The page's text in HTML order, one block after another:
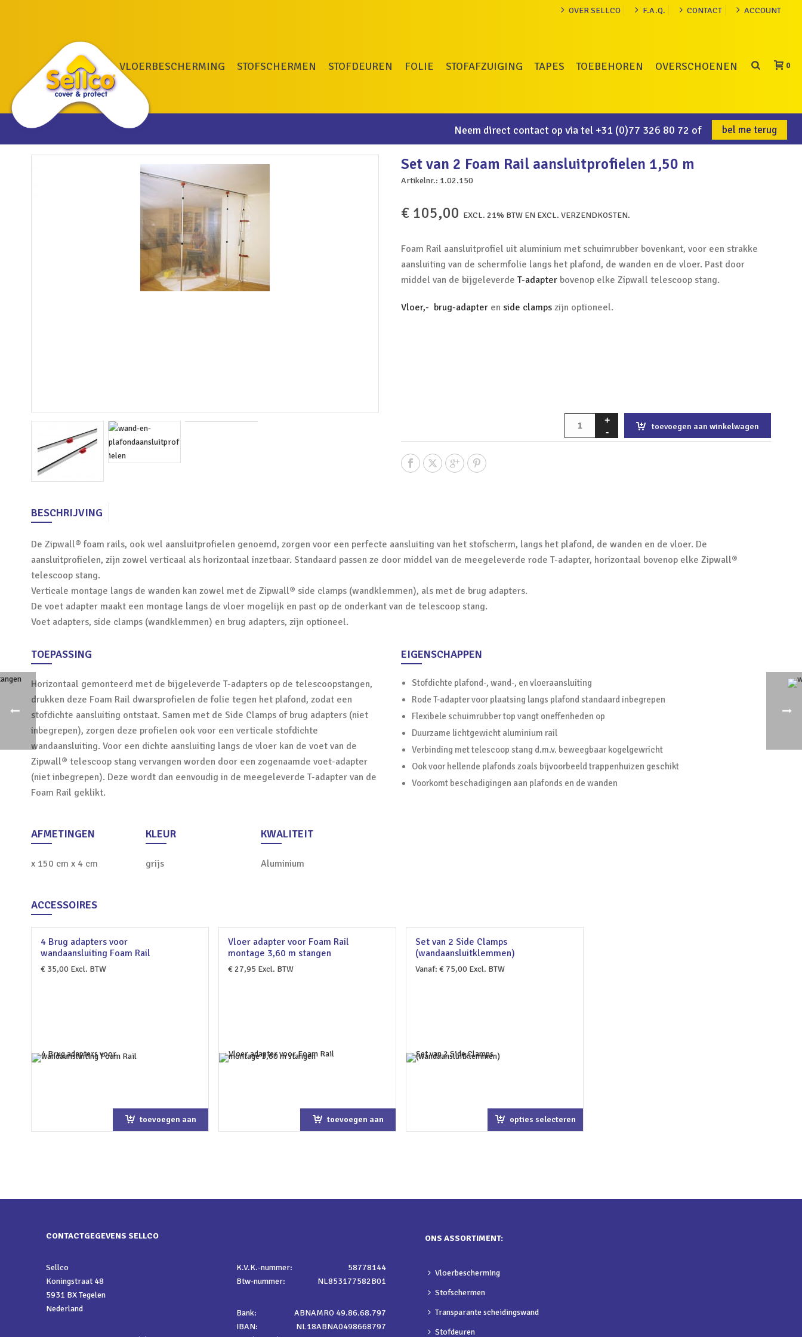
OVER SELLCO F.A.Q. CONTACT ACCOUNT
VLOERBESCHERMING STOFSCHERMEN STOFDEUREN FOLIE STOFAFZUIGING TAPES TOEBEHOREN OVERSCHOENEN 0
Neem direct contact op via tel +31 (0)77 326 80 72 of bel me terug
Set van 2 Foam Rail aansluitprofielen 1,50 m
Artikelnr.: 1.02.150
€ 105,00 EXCL. 21% BTW EN EXCL. VERZENDKOSTEN.
Foam Rail aansluitprofiel uit aluminium met schuimrubber bovenkant, voor een strakke
aansluiting van de schermfolie langs het plafond, de wanden en de vloer. Past door
middel van de bijgeleverde T-adapter bovenop elke Zipwall telescoop stang.
Vloer,- brug-adapter en side clamps zijn optioneel.
toevoegen aan winkelwagen
BESCHRIJVING
De Zipwall® foam rails, ook wel aansluitprofielen genoemd, zorgen voor een perfecte aansluiting van het stofscherm, langs het plafond, de wanden en de vloer. De
aansluitprofielen, zijn zowel verticaal als horizontaal inzetbaar. Standaard passen ze door middel van de meegeleverde rode T-adapter, horizontaal bovenop elke Zipwall®
telescoop stang.
Verticale montage langs de wanden kan zowel met de Zipwall® side clamps (wandklemmen), als met de brug adapters.
De voet adapter maakt een montage langs de vloer mogelijk en past op de onderkant van de telescoop stang.
Voet adapters, side clamps (wandklemmen) en brug adapters, zijn optioneel.
TOEPASSING
Horizontaal gemonteerd met de bijgeleverde T-adapters op de telescoopstangen,
drukken deze Foam Rail dwarsprofielen de folie tegen het plafond, zodat een
stofdichte aansluiting ontstaat. Samen met de Side Clamps of brug adapters (niet
inbegrepen), zorgen deze profielen ook voor een verticale stofdichte
wandaansluiting. Voor een dichte aansluiting langs de vloer kan de voet van de
Zipwall® telescoop stang vervangen worden door een zogenaamde voet-adapter
(niet inbegrepen). Deze wordt dan eenvoudig in de meegeleverde T-adapter van de
Foam Rail geklikt.
EIGENSCHAPPEN
Stofdichte plafond-, wand-, en vloeraansluiting
Rode T-adapter voor plaatsing langs plafond standaard inbegrepen
Flexibele schuimrubber top vangt oneffenheden op
Duurzame lichtgewicht aluminium rail
Verbinding met telescoop stang d.m.v. beweegbaar kogelgewricht
Ook voor hellende plafonds zoals bijvoorbeeld trappenhuizen geschikt
Voorkomt beschadigingen aan plafonds en de wanden
AFMETINGEN
x 150 cm x 4 cm
KLEUR
grijs
KWALITEIT
Aluminium
ACCESSOIRES
4 Brug adapters voor
wandaansluiting Foam Rail
€ 35,00 Excl. BTW
toevoegen aan
Vloer adapter voor Foam Rail
montage 3,60 m stangen
€27,95 Excl. BTW
toevoegen aan
Set van 2 Side Clamps
(wandaansluitklemmen)
Vanaf: € 75,00 Excl. BTW
opties selecteren
CONTACTGEGEVENS SELLCO
Sellco
Koningstraat 48
5931 BX Tegelen
Nederland
K.V.K.-nummer:
58778144
Btw-nummer:
NL853177582B01
Bank:
ABNAMRO 49.86.68.797
IBAN:
NL18ABNA0498668797
ONS ASSORTIMENT:
Vloerbescherming
Stofschermen
Transparante scheidingswand
Stofdeuren